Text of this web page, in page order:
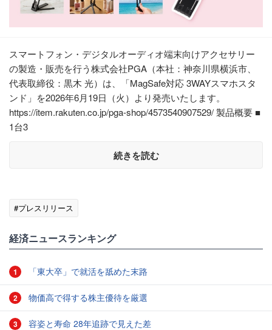
スマートフォン・デジタルオーディオ端末向けアクセサリー
の製造・販売を行う株式会社PGA（本社：神奈川県横浜市、
代表取締役：黒木 光）は、「MagSafe対応 3WAYスマホスタ
ンド」を2026年6月19日（火）より発売いたします。
https://item.rakuten.co.jp/pga-shop/4573540907529/ 製品概要 ■
1台3
続きを読む
#プレスリリース
経済ニュースランキング
1 「東大卒」で就活を舐めた末路
2 物価高で得する株主優待を厳選
3 容姿と寿命 28年追跡で見えた差